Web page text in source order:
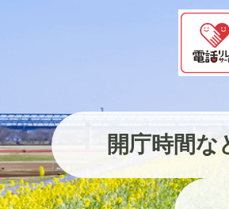
開庁時間な